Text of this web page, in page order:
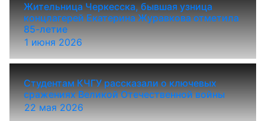
1 июня 2026
Жительница Черкесска, бывшая узница
концлагерей Екатерина Журавкова отметила
85-летие
22 мая 2026
Студентам КЧГУ рассказали о ключевых
сражениях Великой Отечественной войны